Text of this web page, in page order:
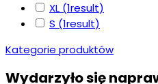
XL (1result)
S (1result)
Kategorie produktów
Wydarzyło się